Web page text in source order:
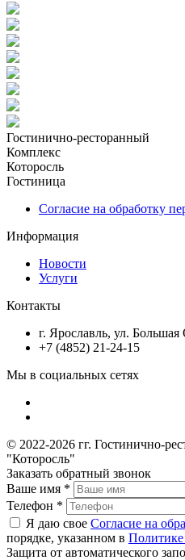
Гостинично-ресторанный
Комплекс
Которосль
Гостиница
Согласие на обработку
Информация
Новости
Услуги
Контакты
г. Ярославль, ул. Большая
+7 (4852) 21-24-15
Мы в социальных сетях
© 2022-2026 гг. Гостинично-
"Которосль"
Заказать обратный звонок
Ваше имя *
Телефон *
Я даю свое Согласие на
порядке, указанном в Политике
Защита от автоматического